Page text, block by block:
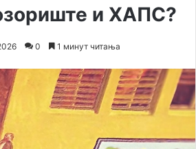
и ХАПС?
0 1 минут читања